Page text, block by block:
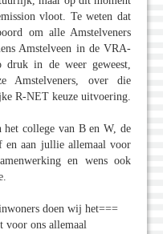
vloot. Te weten dat
om alle Amstelveners
Amstelveen in de VRA-
druk in de weer geweest,
Amstelveners, over die
R-NET keuze uitvoering.
college van B en W, de
aan jullie allemaal voor
en wens ook
doen wij het===
voor ons allemaal